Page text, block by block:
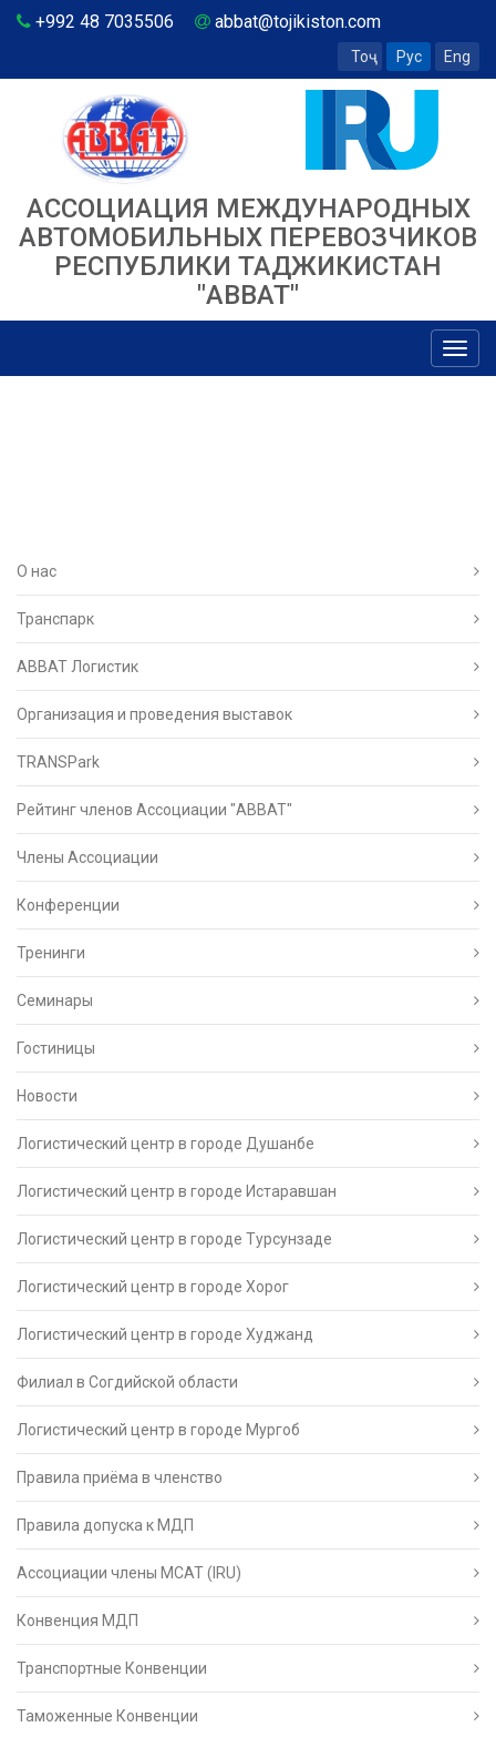
+992 48 7035506 abbat@tojikiston.com
Тоҷ Рус Eng
АССОЦИАЦИЯ МЕЖДУНАРОДНЫХ
АВТОМОБИЛЬНЫХ ПЕРЕВОЗЧИКОВ
РЕСПУБЛИКИ ТАДЖИКИСТАН
"ABBAT"
О нас
Транспарк
ABBAT Логистик
Организация и проведения выставок
TRANSPark
Рейтинг членов Ассоциации "АВВАТ"
Члены Ассоциации
Конференции
Тренинги
Семинары
Гостиницы
Новости
Логистический центр в городе Душанбе
Логистический центр в городе Истаравшан
Логистический центр в городе Турсунзаде
Логистический центр в городе Хорог
Логистический центр в городе Худжанд
Филиал в Согдийской области
Логистический центр в городе Мургоб
Правила приёма в членство
Правила допуска к МДП
Ассоциации члены МСАТ (IRU)
Конвенция МДП
Транспортные Конвенции
Таможенные Конвенции